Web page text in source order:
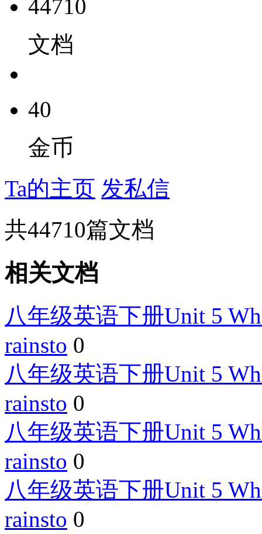
44710
文档
40
金币
Ta的主页 发私信
共44710篇文档
相关文档
八年级英语下册Unit 5
rainsto 0
八年级英语下册Unit 5
rainsto 0
八年级英语下册Unit 5
rainsto 0
八年级英语下册Unit 5
rainsto 0